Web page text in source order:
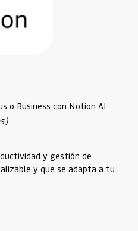
o Business con Notion AI
y gestión de
y que se adapta a tu